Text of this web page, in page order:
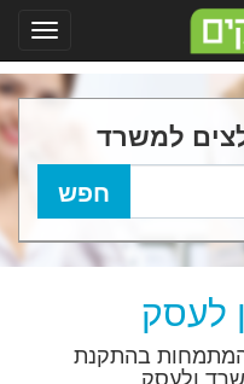
למשרד
לעסק
המתמחות בהתקנת
ולעסק